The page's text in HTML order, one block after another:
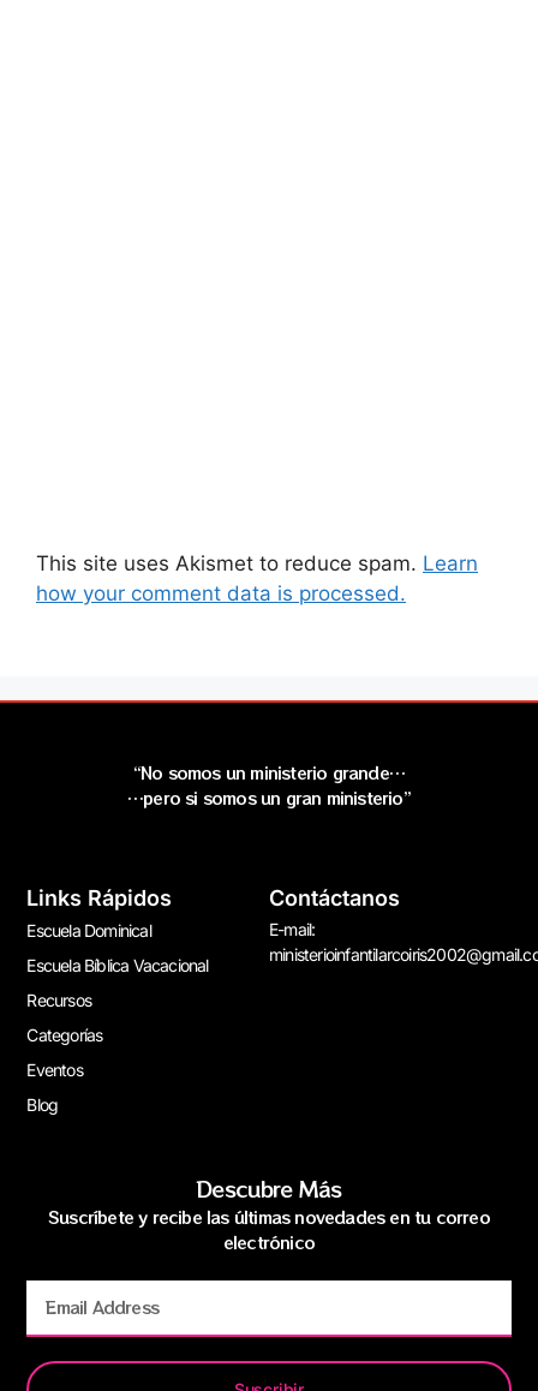
This site uses Akismet to reduce spam. Learn
how your comment data is processed.
“No somos un ministerio grande…
…pero si somos un gran ministerio”
Links Rápidos
Escuela Dominical
Escuela Bíblica Vacacional
Recursos
Categorías
Eventos
Blog
Contáctanos
E-mail:
Descubre Más
Suscríbete y recibe las últimas novedades en tu correo
electrónico